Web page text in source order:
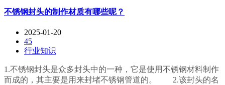
不锈钢封头的制作材质有哪些呢？
2025-01-20
45
行业知识
1.不锈钢封头是众多封头中的一种，它是使用不锈钢材料制作
而成的，其主要是用来封堵不锈钢管道的。 2.该封头的名